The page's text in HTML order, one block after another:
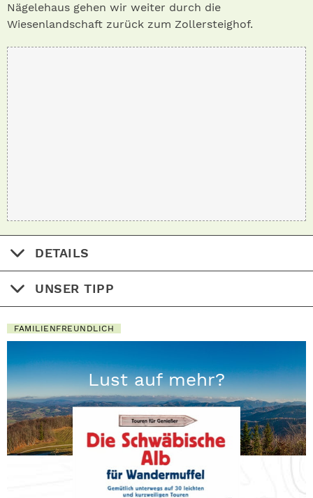
Nägelehaus gehen wir weiter durch die
Wiesenlandschaft zurück zum Zollersteighof.
DETAILS
UNSER TIPP
FAMILIENFREUNDLICH
Lust auf mehr?